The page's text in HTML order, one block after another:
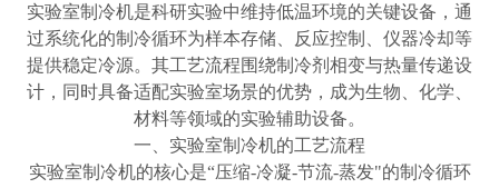
实验室制冷机是科研实验中维持低温环境的关键设备，通
过系统化的制冷循环为样本存储、反应控制、仪器冷却等
提供稳定冷源。其工艺流程围绕制冷剂相变与热量传递设
计，同时具备适配实验室场景的优势，成为生物、化学、
材料等领域的实验辅助设备。
一、实验室制冷机的工艺流程
实验室制冷机的核心是“压缩-冷凝-节流-蒸发"的制冷循环